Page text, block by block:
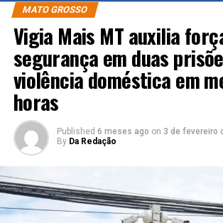
MATO GROSSO
Vigia Mais MT auxilia
segurança em duas
violência doméstica em
horas
Published 6 meses ago on 3 de fevereiro
By Da Redação